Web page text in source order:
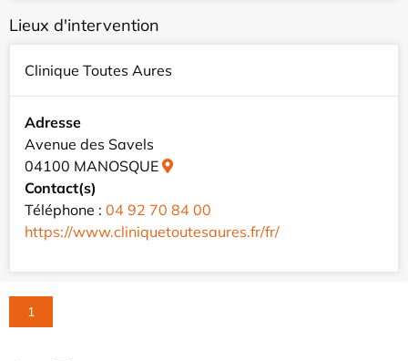
Lieux d'intervention
Clinique Toutes Aures
Adresse
Avenue des Savels
04100 MANOSQUE
Contact(s)
Téléphone : 04 92 70 84 00
https://www.cliniquetoutesaures.fr/fr/
1